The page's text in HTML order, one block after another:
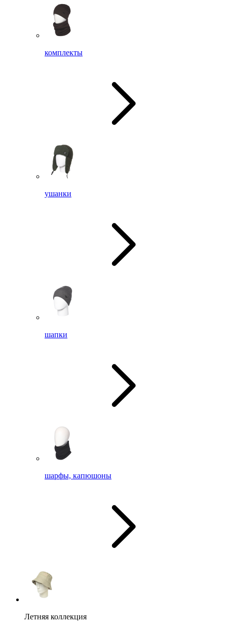
комплекты
ушанки
шапки
шарфы, капюшоны
Летняя коллекция